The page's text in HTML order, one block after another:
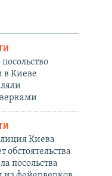
в Киеве
Киева
обстоятельства
посольства